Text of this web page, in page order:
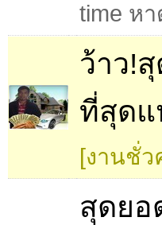
time ห
ว้าว!
ที่สุดแ
[งานชั่ว
สุดยอ